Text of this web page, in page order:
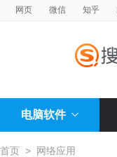
网页 微信 知乎
电脑软件
首页 > 网络应用